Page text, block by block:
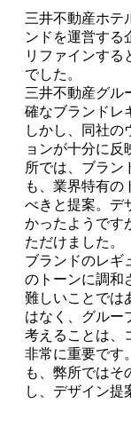
三井不動産ホテ
ンドを運営する
リファインする
でした。
三井不動産グル
確なブランドレ
しかし、同社の
ョンが十分に反
所では、ブラン
も、業界特有の
べきと提案。デ
かったようです
ただけました。
ブランドのレギ
のトーンに調和
難しいことでは
はなく、グルー
考えることは、
非常に重要です
も、弊所ではそ
し、デザイン提